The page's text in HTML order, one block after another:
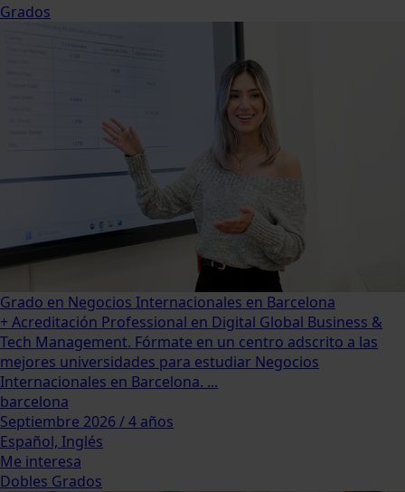
Grados
Grado en Negocios Internacionales en Barcelona
+ Acreditación Professional en Digital Global Business &
Tech Management. Fórmate en un centro adscrito a las
mejores universidades para estudiar Negocios
Internacionales en Barcelona. ...
barcelona
Septiembre 2026 / 4 años
Español, Inglés
Me interesa
Dobles Grados